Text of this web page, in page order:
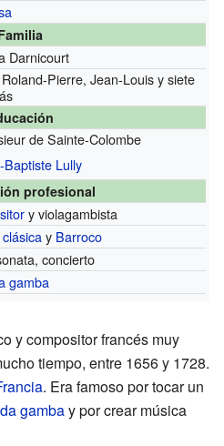
Darnicourt
Pierre, Jean-Louis y siete
de Sainte-Colombe
Baptiste Lully
profesional
y violagambista
y Barroco
concierto
gamba
y compositor francés muy
tiempo, entre 1656 y 1728.
. Era famoso por tocar un
gambay por crear música